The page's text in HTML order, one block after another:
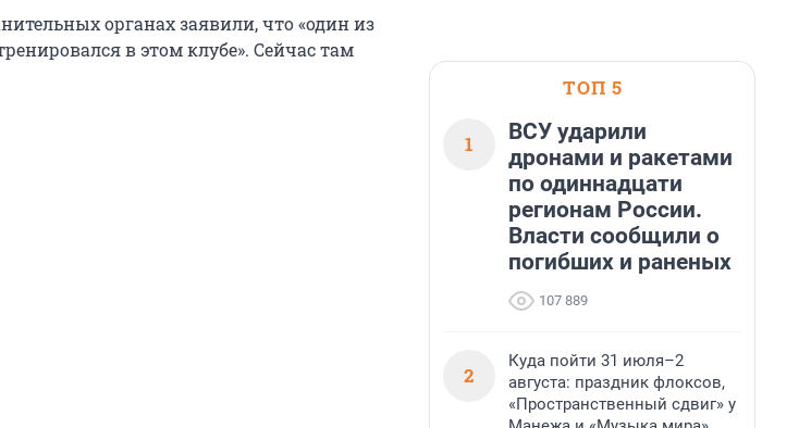
органах заявили, что «один из
в этом клубе». Сейчас там
ТОП 5
1
ВСУ ударили
дронами и ракетами
по одиннадцати
регионам России.
Власти сообщили о
погибших и раненых
107 889
2
Куда пойти 31 июля–2
августа: праздник флоксов,
«Пространственный сдвиг» у